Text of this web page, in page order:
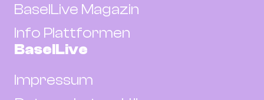
BaselLive Magazin
Info Plattformen
BaselLive
Impressum